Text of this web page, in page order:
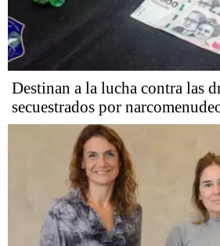
Destinan a la lucha contra las
secuestrados por